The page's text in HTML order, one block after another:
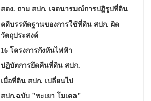
สตง. ถาม สปก. เจตนารมณ์การปฏิรูปที่ดิน
คดีบรรทัดฐานของการใช้ที่ดิน สปก. ผิด
วัตถุประสงค์
16 โครงการกังหันไฟฟ้า
ปฏิบัตการยึดคืนที่ดิน สปก.
เมื่อที่ดิน สปก. เปลี่ยนไป
สปก.ฉบับ "พะเยา โมเดล"